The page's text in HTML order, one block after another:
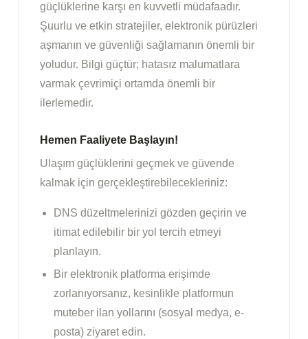
güçlüklerine karşı en kuvvetli müdafaadır.
Şuurlu ve etkin stratejiler, elektronik pürüzleri
aşmanın ve güvenliği sağlamanın önemli bir
yoludur. Bilgi güçtür; hatasız malumatlara
varmak çevrimiçi ortamda önemli bir
ilerlemedir.
Hemen Faaliyete Başlayın!
Ulaşım güçlüklerini geçmek ve güvende
kalmak için gerçekleştirebilecekleriniz:
DNS düzeltmelerinizi gözden geçirin ve
itimat edilebilir bir yol tercih etmeyi
planlayın.
Bir elektronik platforma erişimde
zorlanıyorsanız, kesinlikle platformun
muteber ilan yollarını (sosyal medya, e-
posta) ziyaret edin.